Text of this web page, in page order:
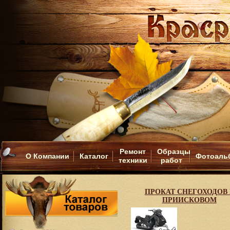
О Компании Каталог
Ремонт
техники
Образцы
работ
ПРОКАТ СНЕГОХОДОВ
ПРИИСКОВОМ